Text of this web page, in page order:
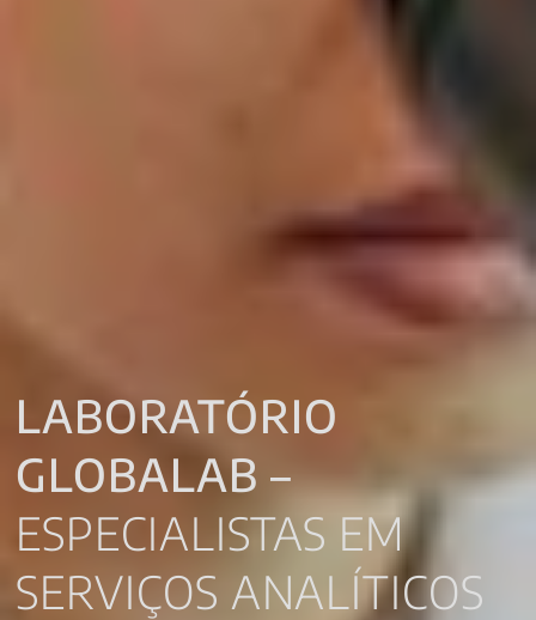
LABORATÓRIO
GLOBALAB –
ESPECIALISTAS EM
SERVIÇOS ANALÍTICOS